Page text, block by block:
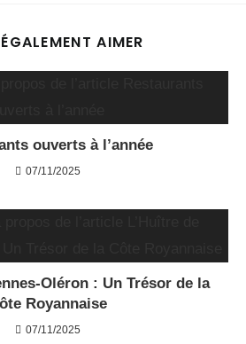
AIMER
ouverts à l’année
07/11/2025
Oléron : Un Trésor de la
Royannaise
07/11/2025